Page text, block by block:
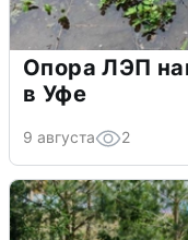
Опора ЛЭП
в Уфе
9 августа 2